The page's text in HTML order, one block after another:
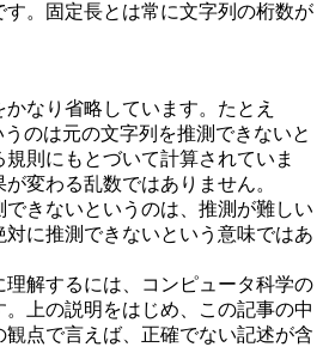
。固定長とは常に文字列の桁数が
なり省略しています。たとえ
のは元の文字列を推測できないと
則にもとづいて計算されていま
変わる乱数ではありません。
できないというのは、推測が難しい
対に推測できないという意味ではあ
解するには、コンピュータ科学の
上の説明をはじめ、この記事の中
点で言えば、正確でない記述が含